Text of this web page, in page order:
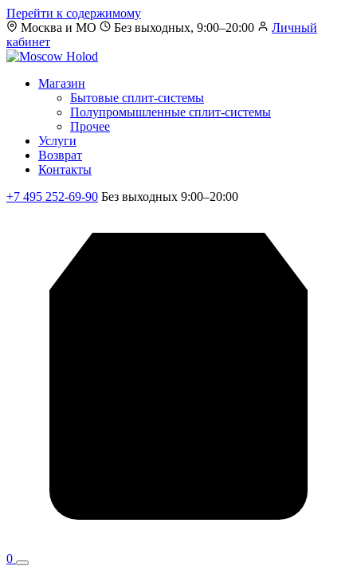
Перейти к содержимому
Москва и МО
Без выходных, 9:00–20:00
Личный
кабинет
Магазин
Бытовые сплит-системы
Полупромышленные сплит-системы
Прочее
Услуги
Возврат
Контакты
+7 495 252-69-90 Без выходных 9:00–20:00
0